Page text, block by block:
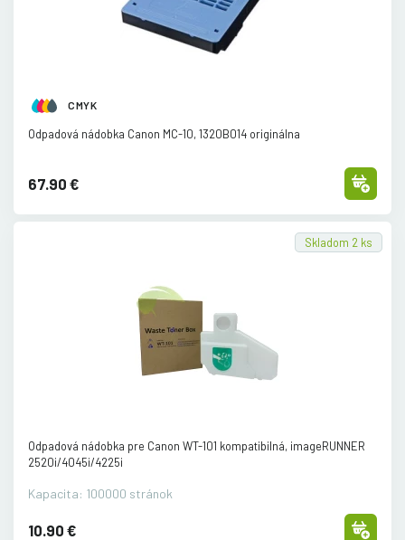
CMYK
Odpadová nádobka Canon MC-10, 1320B014 originálna
67.90 €
Skladom 2 ks
Odpadová nádobka pre Canon WT-101 kompatibilná, imageRUNNER
2520i/4045i/4225i
Kapacita: 100000 stránok
10.90 €